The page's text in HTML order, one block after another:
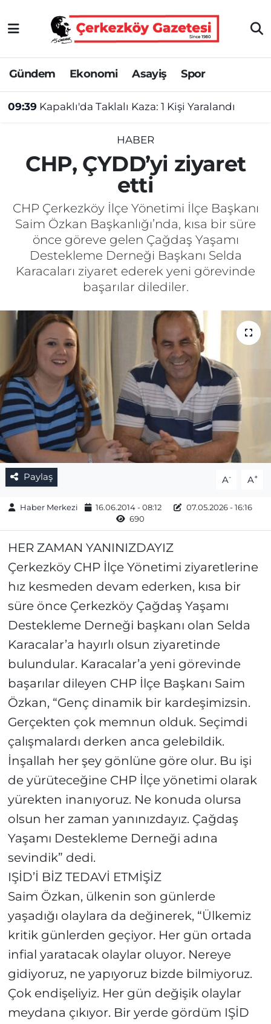
Gündem Ekonomi Asayiş Spor
09:39 Kapaklı'da Taklalı Kaza: 1 Kişi Yaralandı
HABER
CHP, ÇYDD’yi ziyaret
etti
CHP Çerkezköy İlçe Yönetimi İlçe Başkanı
Saim Özkan Başkanlığı’nda, kısa bir süre
önce göreve gelen Çağdaş Yaşamı
Destekleme Derneği Başkanı Selda
Karacaları ziyaret ederek yeni görevinde
başarılar dilediler.
Paylaş A- A+
Haber Merkezi 16.06.2014 - 08:12
07.05.2026 - 16:16
690
HER ZAMAN YANINIZDAYIZ
Çerkezköy CHP İlçe Yönetimi ziyaretlerine
hız kesmeden devam ederken, kısa bir
süre önce Çerkezköy Çağdaş Yaşamı
Destekleme Derneği başkanı olan Selda
Karacalar’a hayırlı olsun ziyaretinde
bulundular. Karacalar’a yeni görevinde
başarılar dileyen CHP İlçe Başkanı Saim
Özkan, “Genç dinamik bir kardeşimizsin.
Gerçekten çok memnun olduk. Seçimdi
çalışmalardı derken anca gelebildik.
İnşallah her şey gönlüne göre olur. Bu işi
de yürüteceğine CHP İlçe yönetimi olarak
yürekten inanıyoruz. Ne konuda olursa
olsun her zaman yanınızdayız. Çağdaş
Yaşamı Destekleme Derneği adına
sevindik” dedi.
IŞİD’İ BİZ TEDAVİ ETMİŞİZ
Saim Özkan, ülkenin son günlerde
yaşadığı olaylara da değinerek, “Ülkemiz
kritik günlerden geçiyor. Her gün ortada
infial yaratacak olaylar oluyor. Nereye
gidiyoruz, ne yapıyoruz bizde bilmiyoruz.
Çok endişeliyiz. Her gün değişik olaylar
meydana çıkıyor. Bir yerde gördüm IŞİD
Asayiş
Ekonomi
Gündem
Kültür&Sanat
Manşet
SAĞLIK
Spor
Gizlilik Sözleşmesi
İletişim
Künye
Topluluk Kuralları
Yayın İlkeleri
Tekirdağ Nöbetçi Eczaneler
Tekirdağ Hava Durumu
Tekirdağ Namaz Vakitleri
Tekirdağ Trafik Yoğunluk Haritası
Süper Lig Puan Durumu ve Fikstür
Tüm Manşetler
Son Dakika Haberleri
Haber Arşivi